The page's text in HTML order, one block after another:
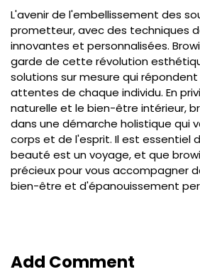
L'avenir de l'embellissement des
prometteur, avec des techniques
innovantes et personnalisées.
garde de cette révolution
solutions sur mesure qui
attentes de chaque individu. En
naturelle et le bien-être intérieur,
dans une démarche holistique qui
corps et de l'esprit. Il est essentiel
beauté est un voyage, et que
précieux pour vous accompagner
bien-être et d'épanouissement
Add Comment